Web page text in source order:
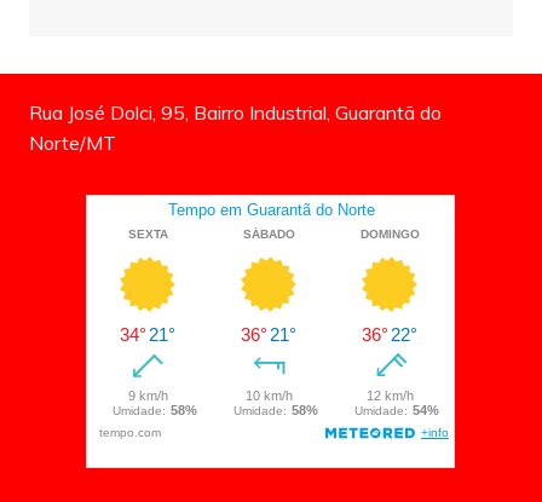
Rua José Dolci, 95, Bairro Industrial, Guarantã do
Norte/MT